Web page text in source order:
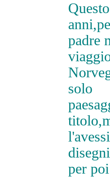
padre
solo
per